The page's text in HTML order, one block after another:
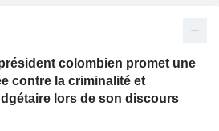
colombien promet une
contre la criminalité et
lors de son discours